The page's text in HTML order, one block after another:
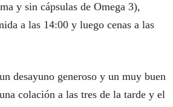
y sin cápsulas de Omega 3),
a las 14:00 y luego cenas a las
desayuno generoso y un muy buen
colación a las tres de la tarde y el